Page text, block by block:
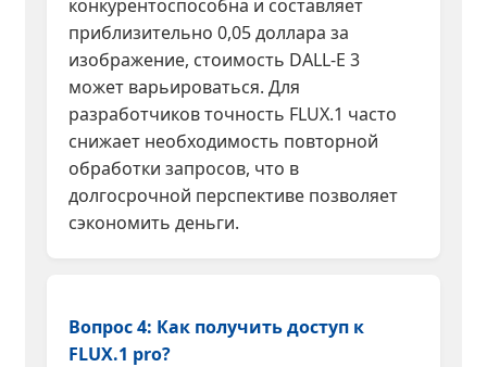
конкурентоспособна и составляет
приблизительно 0,05 доллара за
изображение, стоимость DALL-E 3
может варьироваться. Для
разработчиков точность FLUX.1 часто
снижает необходимость повторной
обработки запросов, что в
долгосрочной перспективе позволяет
сэкономить деньги.
Вопрос 4: Как получить доступ к
FLUX.1 pro?